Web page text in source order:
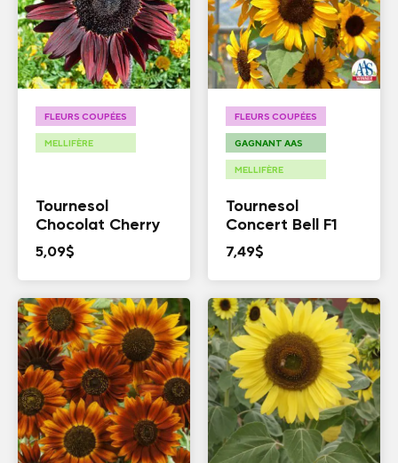
FLEURS COUPÉES
MELLIFÈRE
Tournesol
Chocolat Cherry
5,09$
FLEURS COUPÉES
GAGNANT AAS
MELLIFÈRE
Tournesol
Concert Bell F1
7,49$